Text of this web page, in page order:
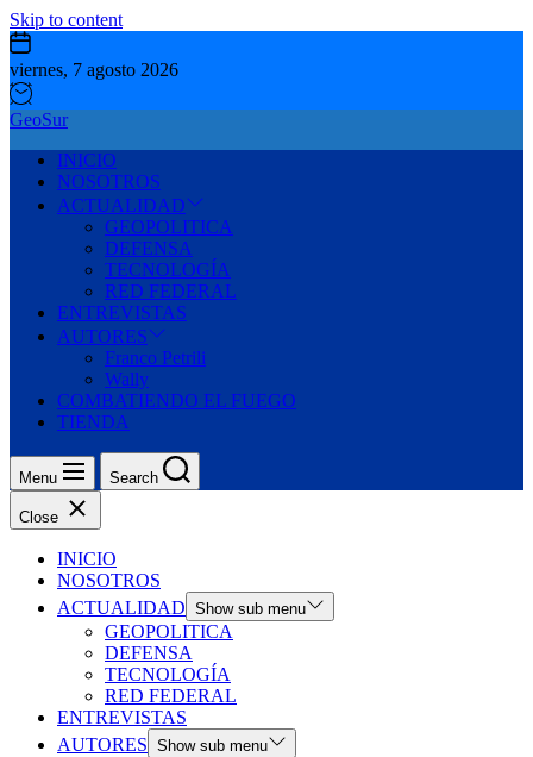
Skip to content
viernes, 7 agosto 2026
GeoSur
INICIO
NOSOTROS
ACTUALIDAD
GEOPOLITICA
DEFENSA
TECNOLOGÍA
RED FEDERAL
ENTREVISTAS
AUTORES
Franco Petrili
Wally
COMBATIENDO EL FUEGO
TIENDA
Menu Search
Close
INICIO
NOSOTROS
ACTUALIDAD Show sub menu
GEOPOLITICA
DEFENSA
TECNOLOGÍA
RED FEDERAL
ENTREVISTAS
AUTORES Show sub menu